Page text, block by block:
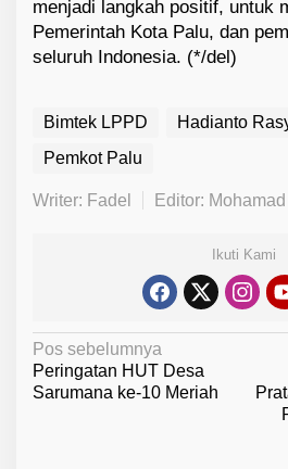
menjadi langkah positif, untuk
Pemerintah Kota Palu, dan
seluruh Indonesia. (*/del)
Bimtek LPPD
Hadianto
Pemkot Palu
Writer: Fadel Editor: Mohamad
Ikuti Kami
N
a
Pos sebelumnya
Peringatan HUT Desa
Sarumana ke-10 Meriah